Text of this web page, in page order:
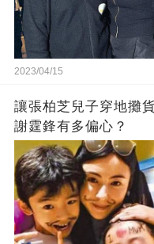
2023/04/15
讓張柏芝兒子穿地攤
謝霆鋒有多偏心？